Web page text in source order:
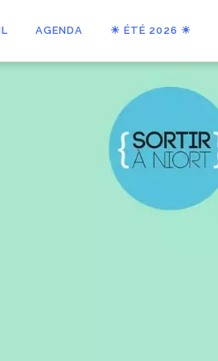
AGENDA ☀ ÉTÉ 2026 ☀